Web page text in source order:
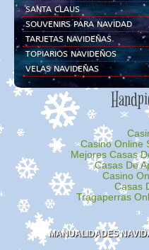
SANTA CLAUS
SOUVENIRS PARA NAVIDAD
TARJETAS NAVIDEÑAS
TOPIARIOS NAVIDEÑOS
VELAS NAVIDEÑAS
Casino Online
Mejores Casas
Casas De
Casino
Casas
Tragaperras
MANUALIDADES